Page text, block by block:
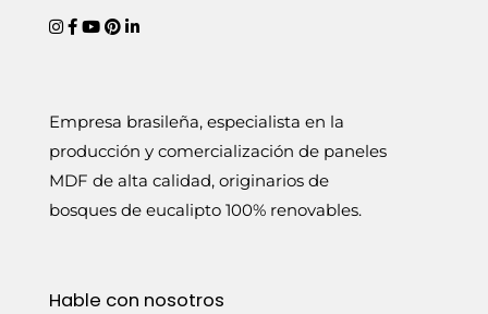
Empresa brasileña, especialista en la
producción y comercialización de paneles
MDF de alta calidad, originarios de
bosques de eucalipto 100% renovables.
Hable con nosotros